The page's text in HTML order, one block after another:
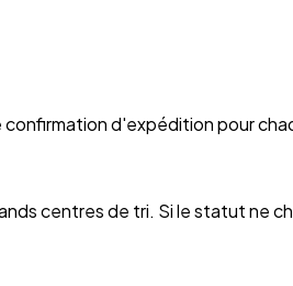
confirmation d'expédition pour
centres de tri. Si le statut ne